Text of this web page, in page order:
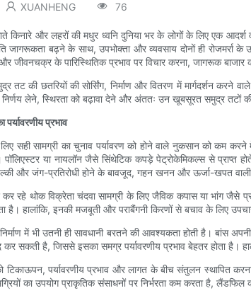
XUANHENG 76
किनारे और लहरों की मधुर ध्वनि दुनिया भर के लोगों के लिए एक
जागरूकता बढ़ने के साथ, उपभोक्ता और व्यवसाय दोनों ही
और जीवनचक्र के पारिस्थितिक प्रभाव पर विचार करना, जागरूक
तट की छतरियों की सोर्सिंग, निर्माण और वितरण में मार्गदर्शन
लेने, स्थिरता को बढ़ावा देने और अंततः उन खूबसूरत समुद्र तटों
प्रभाव
सही सामग्री का चुनाव पर्यावरण को होने वाले नुकसान को कम
पॉलिएस्टर या नायलॉन जैसे सिंथेटिक कपड़े पेट्रोकेमिकल्स से प्राप्त
और जंग-प्रतिरोधी होने के बावजूद, गहन खनन और ऊर्जा-खपत
कर रहे थोक विक्रेता चंदवा सामग्री के लिए जैविक कपास या भांग
है। हालांकि, इनकी मजबूती और पराबैंगनी किरणों से बचाव के लिए
में भी उतनी ही सावधानी बरतने की आवश्यकता होती है। बांस
सकती है, जिससे इसका समग्र पर्यावरणीय प्रभाव बेहतर होता है।
पर्यावरणीय प्रभाव और लागत के बीच संतुलन स्थापित
का उपयोग प्राकृतिक संसाधनों पर निर्भरता कम करता है,